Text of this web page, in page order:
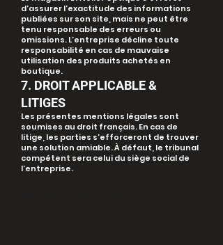
d’assurer l’exactitude des informations
publiées sur son site, mais ne peut être
tenu responsable des erreurs ou
omissions. L’entreprise décline toute
responsabilité en cas de mauvaise
utilisation des produits achetés en
boutique.
7. DROIT APPLICABLE &
LITIGES
Les présentes mentions légales sont
soumises au droit français. En cas de
litige, les parties s’efforceront de trouver
une solution amiable. À défaut, le tribunal
compétent sera celui du siège social de
l’entreprise.